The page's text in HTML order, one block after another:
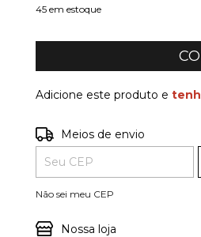
45 em estoque
Adicione este produto e
Entregas para o CEP:
Meios de envio
Não sei meu CEP
Nossa loja